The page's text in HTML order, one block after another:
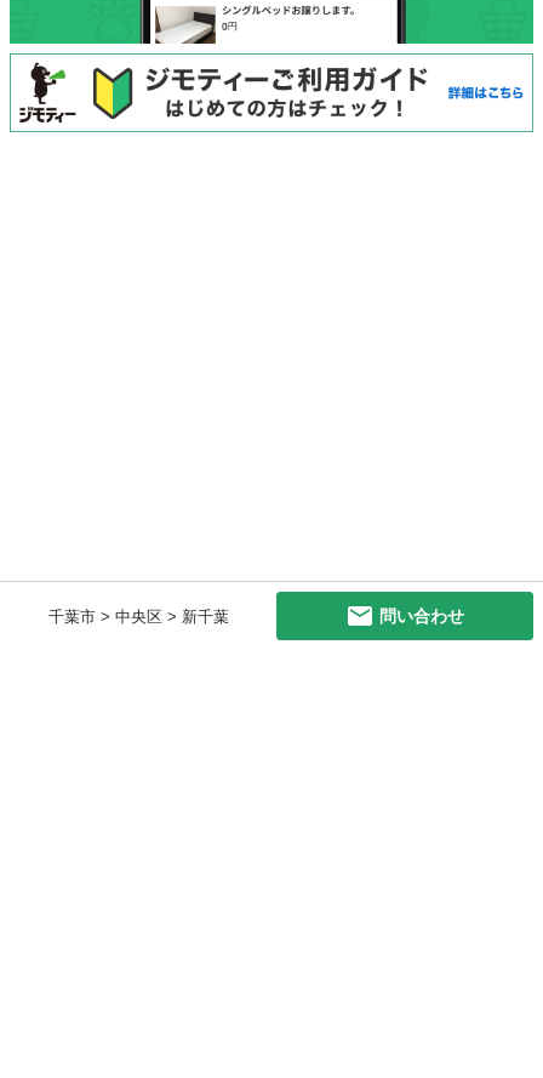
千葉市 > 中央区 > 新千葉 問い合わせ